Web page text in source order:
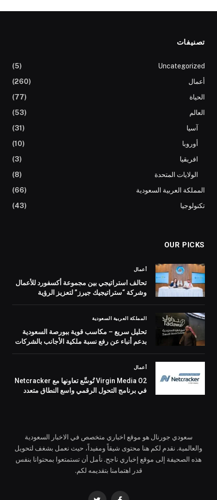
تصنيفات
Uncategorized
(5)
أعمال
(260)
الحياة
(77)
العالم
(53)
آسيا
(31)
أوروبا
(10)
افريقيا
(3)
الولايات المتحدة
(8)
المملكة العربية السعودية
(66)
تكنولوجيا
(43)
OUR PICKS
أعمال
تحالف استراتيجي بين مجموعة أكسفورد للأعمال
وشركة “ستراتيجيك جيرز” لتعزيز الرؤية
المملكة العربية السعودية
تحليل سريع – مكاسب قوية ببورصة السعودية
بدعم أنباء عن رفع نسبة ملكية الأجانب بالشركات
أعمال
Virgin Media O2 تُوسِّع تعاونها مع Netcracker
في برنامج التحول الرقمي واسع النطاق متعدد
سعودي جورنال هو موقع اخباري متخصص في الاخبار السعودية
والعالمية. نقدم لكم هنا محتوى شيقاً ومفيداً، حيث نعمل بشغف لتحويل
هذه الصحيفة إلى موقع إخباري ناجح. نأمل أن تستمتعوا بمحتوانا بنفس
قدر اهتمامنا بتقديمه لكم.